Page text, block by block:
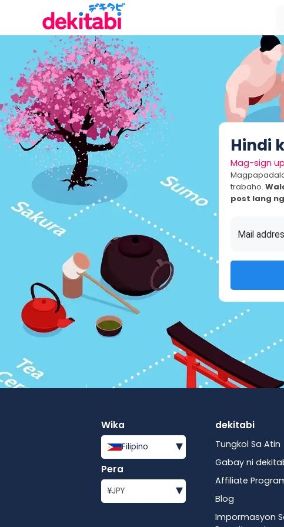
Hindi
Mag-sign
trabaho.
post lang
Mail
Wika
Filipino ▾
Pera
¥JPY ▾
dekitabi
Tungkol Sa Atin
Gabay ni
Affiliate
Blog
Impormasyon